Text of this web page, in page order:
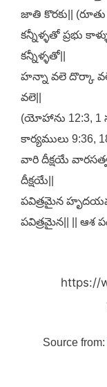
జాతి కొరకు|| (రూతు
కన్నీళ్ళతో ప్రభు
కన్నీళ్ళతో||
హన్నా వలె దొర్కా
వలె||
(యోహాను 12:3, 1
కార్యములు 9:36,
వారి దీక్షయే
దీక్షయే||
పవిత్రమైన
పవిత్రమైన|| || ఆశ
https://
Source from: